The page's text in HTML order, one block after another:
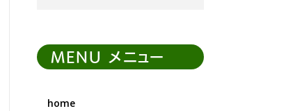
MENU メニュー
home